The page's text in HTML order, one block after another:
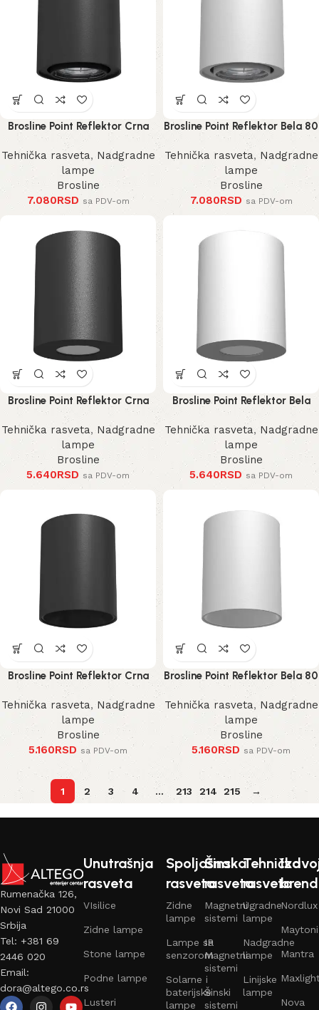
Brosline Point Reflektor Crna
80 mm 100 mm
Tehnička rasveta,Nadgradne
lampe
Brosline
7.080RSD sa PDV-om
Brosline Point Reflektor Bela 80
mm 100 mm
Tehnička rasveta, Nadgradne
lampe
Brosline
7.080RSD sa PDV-om
Brosline Point Reflektor Crna
100 mm
Tehnička rasveta,Nadgradne
lampe
Brosline
5.640RSD sa PDV-om
Brosline Point Reflektor Bela
100 mm
Tehnička rasveta, Nadgradne
lampe
Brosline
5.640RSD sa PDV-om
Brosline Point Reflektor Crna
80 mm 115 mm
Tehnička rasveta,Nadgradne
lampe
Brosline
5.160RSD sa PDV-om
Brosline Point Reflektor Bela 80
mm 115 mm
Tehnička rasveta, Nadgradne
lampe
Brosline
5.160RSD sa PDV-om
1 2 3 4 … 213 214 215 →
Rumenačka 126,
Novi Sad 21000
Srbija
Tel: +381 69
2446 020
Email:
dora@altego.co.rs
Unutrašnja
rasveta
VIsilice
Zidne lampe
Stone lampe
Podne lampe
Lusteri
Spoljašna
rasveta
Zidne
lampe
Lampe sa
senzorom
Solarne i
baterijske
lampe
Šinska
rasveta
Magnetni
sistemi
IP
Magnetni
sistemi
Šinski
sistemi
Tehnička
rasveta
Ugradne
lampe
Nadgradne
lampe
Linijske
lampe
Nordlux
Maytoni
Mantra
Nova